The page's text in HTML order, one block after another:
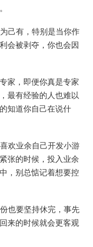
己有，特别是当你作
会被剥夺，你也会因
家，即便你真是专家
最有经验的人也难以
知道你自己在说什
欢业余自己开发小游
张的时候，投入业余
，别总惦记着想要控
也要坚持休完，事先
来的时候就会更客观